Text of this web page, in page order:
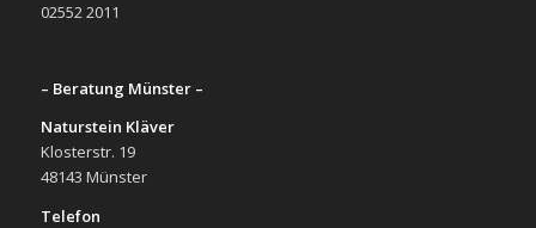
02552 2011
– Beratung Münster –
Naturstein Kläver
Klosterstr. 19
48143 Münster
Telefon